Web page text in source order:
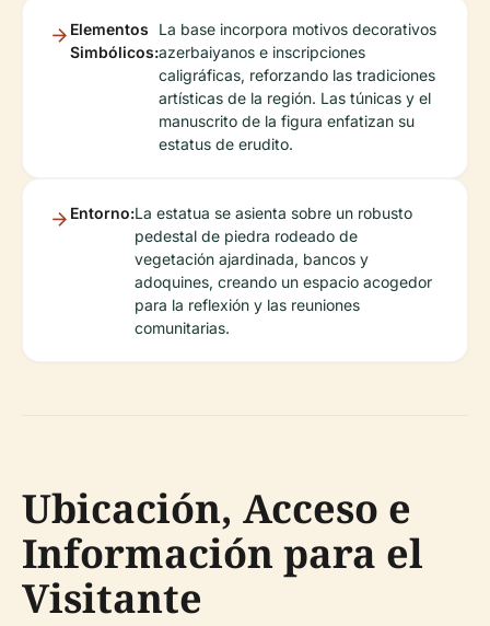
Elementos
Simbólicos:
La base incorpora motivos decorativos
azerbaiyanos e inscripciones
caligráficas, reforzando las tradiciones
artísticas de la región. Las túnicas y el
manuscrito de la figura enfatizan su
estatus de erudito.
Entorno:La estatua se asienta sobre un robusto
pedestal de piedra rodeado de
vegetación ajardinada, bancos y
adoquines, creando un espacio acogedor
para la reflexión y las reuniones
comunitarias.
Ubicación, Acceso e
Información para el
Visitante